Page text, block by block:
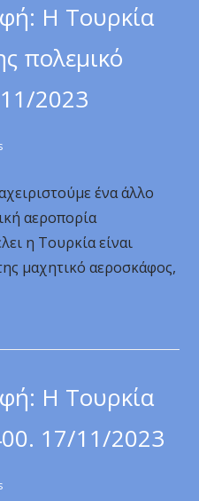
Η Τουρκία
πολεμικό
2023
ένα άλλο
αεροπορία
η Τουρκία είναι
μαχητικό αεροσκάφος,
Η Τουρκία
17/11/2023